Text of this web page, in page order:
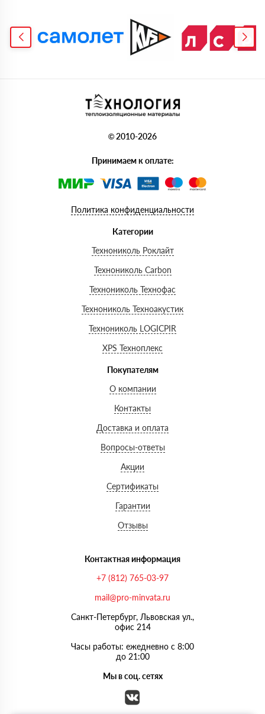
© 2010-2026
Принимаем к оплате:
Политика конфиденциальности
Категории
Технониколь Роклайт
Технониколь Carbon
Технониколь Технофас
Технониколь Техноакустик
Технониколь LOGICPIR
XPS Техноплекс
Покупателям
О компании
Контакты
Доставка и оплата
Вопросы-ответы
Акции
Сертификаты
Гарантии
Отзывы
Контактная информация
+7 (812) 765-03-97
mail@pro-minvata.ru
Санкт-Петербург, Львовская ул.,
офис 214
Часы работы: ежедневно с 8:00
до 21:00
Мы в соц. сетях